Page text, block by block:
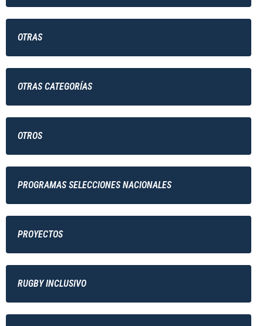
OTRAS
OTRAS CATEGORÍAS
OTROS
PROGRAMAS SELECCIONES NACIONALES
PROYECTOS
RUGBY INCLUSIVO